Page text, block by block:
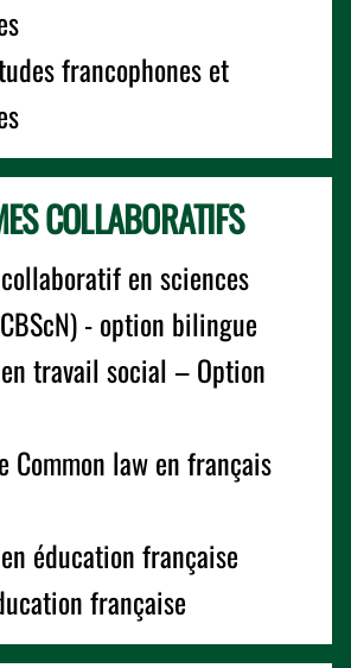
francophones et
COLLABORATIFS
en sciences
- option bilingue
travail social – Option
Common law en français
éducation française
française